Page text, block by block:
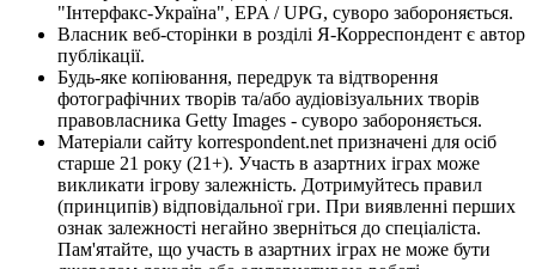
"Інтерфакс-Україна", EPA / UPG, суворо забороняється.
Власник веб-сторінки в розділі Я-Корреспондент є автор
публікації.
Будь-яке копіювання, передрук та відтворення
фотографічних творів та/або аудіовізуальних творів
правовласника Getty Images - суворо забороняється.
Матеріали сайту korrespondent.net призначені для осіб
старше 21 року (21+). Участь в азартних іграх може
викликати ігрову залежність. Дотримуйтесь правил
(принципів) відповідальної гри. При виявленні перших
ознак залежності негайно зверніться до спеціаліста.
Пам'ятайте, що участь в азартних іграх не може бути